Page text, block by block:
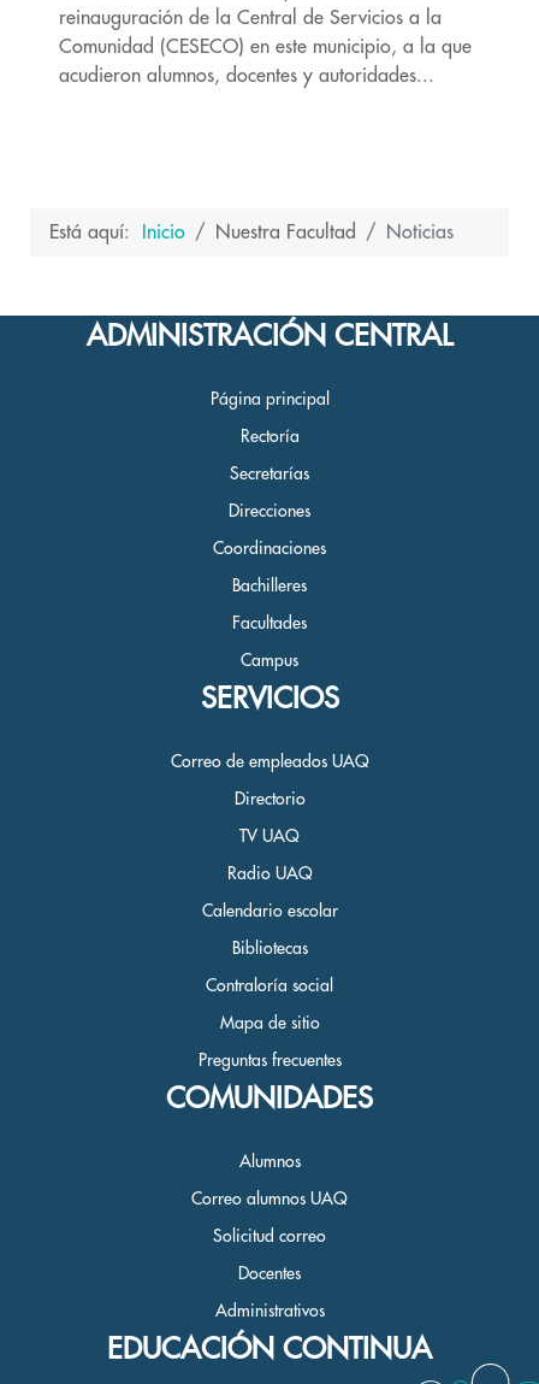
reinauguración de la Central de Servicios a la
Comunidad (CESECO) en este municipio, a la que
acudieron alumnos, docentes y autoridades...
Está aquí: Inicio Nuestra Facultad Noticias
ADMINISTRACIÓN CENTRAL
Página principal
Rectoría
Secretarías
Direcciones
Coordinaciones
Bachilleres
Facultades
Campus
SERVICIOS
Correo de empleados UAQ
Directorio
TV UAQ
Radio UAQ
Calendario escolar
Bibliotecas
Contraloría social
Mapa de sitio
Preguntas frecuentes
COMUNIDADES
Alumnos
Correo alumnos UAQ
Solicitud correo
Docentes
Administrativos
EDUCACIÓN CONTINUA